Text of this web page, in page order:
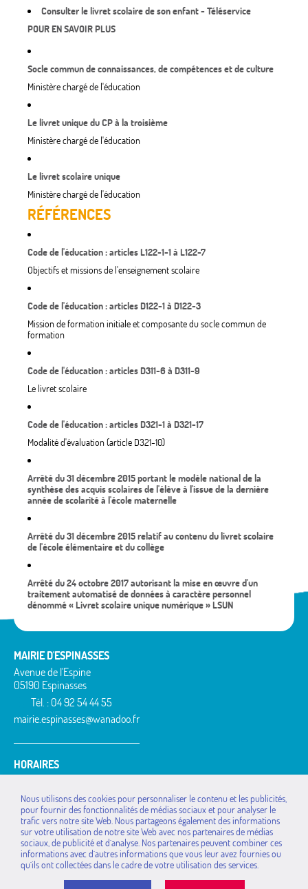
Consulter le livret scolaire de son enfant - Téléservice
POUR EN SAVOIR PLUS
Socle commun de connaissances, de compétences et de culture
Ministère chargé de l'éducation
Le livret unique du CP à la troisième
Ministère chargé de l'éducation
Le livret scolaire unique
Ministère chargé de l'éducation
RÉFÉRENCES
Code de l'éducation : articles L122-1-1 à L122-7
Objectifs et missions de l'enseignement scolaire
Code de l'éducation : articles D122-1 à D122-3
Mission de formation initiale et composante du socle commun de
formation
Code de l'éducation : articles D311-6 à D311-9
Le livret scolaire
Code de l'éducation : articles D321-1 à D321-17
Modalité d'évaluation (article D321-10)
Arrêté du 31 décembre 2015 portant le modèle national de la
synthèse des acquis scolaires de l'élève à l'issue de la dernière
année de scolarité à l'école maternelle
Arrêté du 31 décembre 2015 relatif au contenu du livret scolaire
de l'école élémentaire et du collège
Arrêté du 24 octobre 2017 autorisant la mise en œuvre d'un
traitement automatisé de données à caractère personnel
dénommé « Livret scolaire unique numérique » LSUN
MAIRIE D'ESPINASSES
Avenue de l'Espine
05190 Espinasses
Tél. : 04 92 54 44 55
mairie.espinasses@wanadoo.fr
HORAIRES
Mardi : 9h à 12h / 14h à 18h
Jeudi : 9h à 12h / 14h à 18h
Vendredi : 14h à 17h
MAIRIES DE LA
COMMUNAUTÉ DE
COMMUNES
Avançon
La Bâtie-Vieille
La Rochette
Montgardin
Piégut
Rochebrune
Rousset
Saint-Étienne-le-Laus
Théus
Nous utilisons des cookies pour personnaliser le contenu et les publicités,
pour fournir des fonctionnalités de médias sociaux et pour analyser le
trafic vers notre site Web. Nous partageons également des informations
sur votre utilisation de notre site Web avec nos partenaires de médias
sociaux, de publicité et d`analyse. Nos partenaires peuvent combiner ces
informations avec d`autres informations que vous leur avez fournies ou
qu`ils ont collectées dans le cadre de votre utilisation des services.